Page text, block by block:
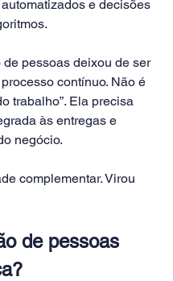
e decisões
pessoas deixou de ser
contínuo. Não é
trabalho”. Ela precisa
às entregas e
negócio.
complementar. Virou
de pessoas